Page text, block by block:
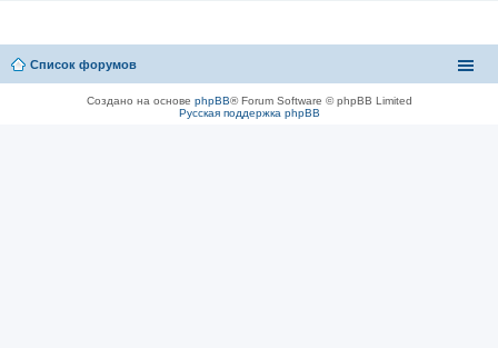
Список форумов
Создано на основе phpBB® Forum Software © phpBB Limited
Русская поддержка phpBB